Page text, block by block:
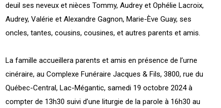
deuil ses neveux et nièces Tommy, Audrey et Ophélie Lacroix,
Audrey, Valérie et Alexandre Gagnon, Marie-Ève Guay, ses
oncles, tantes, cousins, cousines, et autres parents et amis.
La famille accueillera parents et amis en présence de l’urne
cinéraire, au Complexe Funéraire Jacques & Fils, 3800, rue du
Québec-Central, Lac-Mégantic, samedi 19 octobre 2024 à
compter de 13h30 suivi d’une liturgie de la parole à 16h30 au